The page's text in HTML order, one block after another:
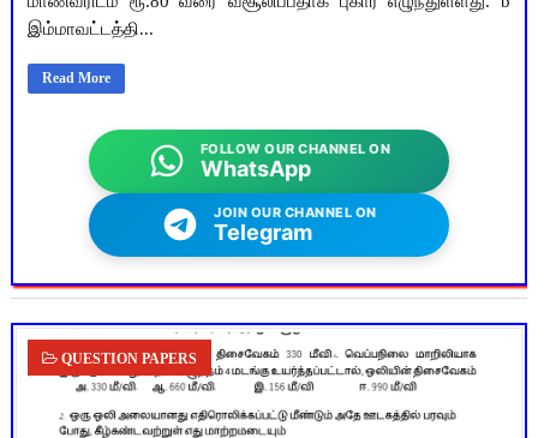
இம்மாவட்டத்தி...
Read More
FOLLOW OUR CHANNEL ON
WhatsApp
JOIN OUR CHANNEL ON
Telegram
QUESTION PAPERS